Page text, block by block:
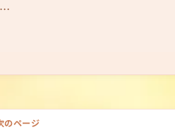
…
のページ